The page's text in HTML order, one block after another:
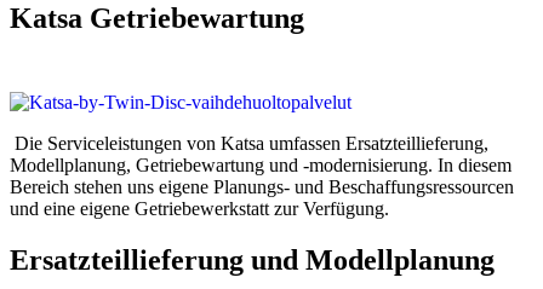
Katsa Getriebewartung
Die Serviceleistungen von Katsa umfassen Ersatzteillieferung,
Modellplanung, Getriebewartung und -modernisierung. In diesem
Bereich stehen uns eigene Planungs- und Beschaffungsressourcen
und eine eigene Getriebewerkstatt zur Verfügung.
Ersatzteillieferung und Modellplanung